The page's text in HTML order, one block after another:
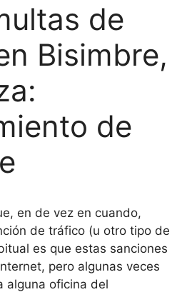
de
Bisimbre,
de
en de vez en cuando,
de tráfico (u otro tipo de
es que estas sanciones
pero algunas veces
alguna oficina del